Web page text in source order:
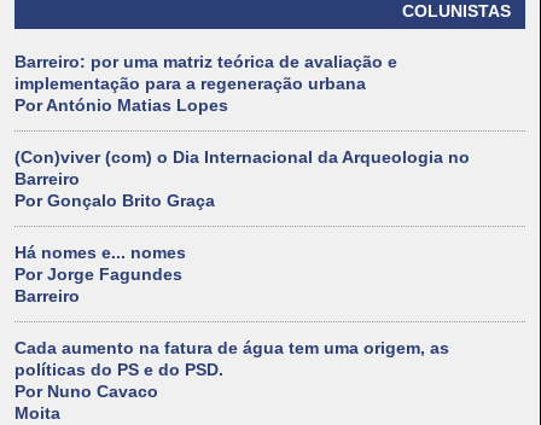
COLUNISTAS
Barreiro: por uma matriz teórica de avaliação e
implementação para a regeneração urbana
Por António Matias Lopes
(Con)viver (com) o Dia Internacional da Arqueologia no
Barreiro
Por Gonçalo Brito Graça
Há nomes e... nomes
Por Jorge Fagundes
Barreiro
Cada aumento na fatura de água tem uma origem, as
políticas do PS e do PSD.
Por Nuno Cavaco
Moita